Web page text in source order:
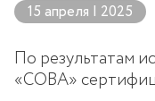
15 апреля | 2025
По результатам
«СОВА»